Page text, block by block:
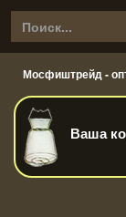
Мосфиштрейд -
Ваша